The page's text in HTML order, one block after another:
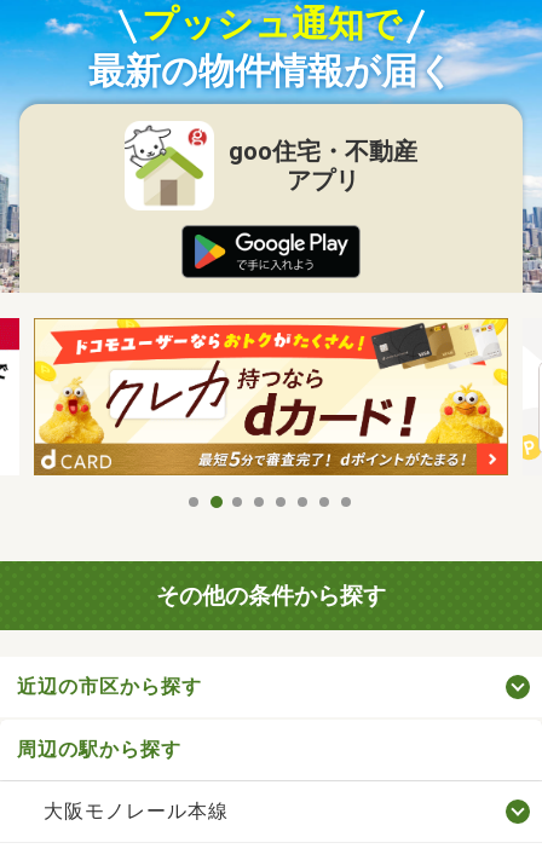
プッシュ通知で
最新の物件情報が届く
goo住宅・不動産
アプリ
その他の条件から探す
近辺の市区から探す
周辺の駅から探す
大阪モノレール本線